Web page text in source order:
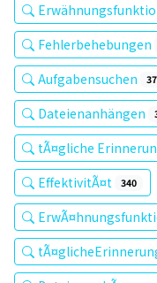
Fehlerbehebungen
Aufgabensuchen
Dateienanhängen
tÃ¤gliche
EffektivitÃ¤t 340